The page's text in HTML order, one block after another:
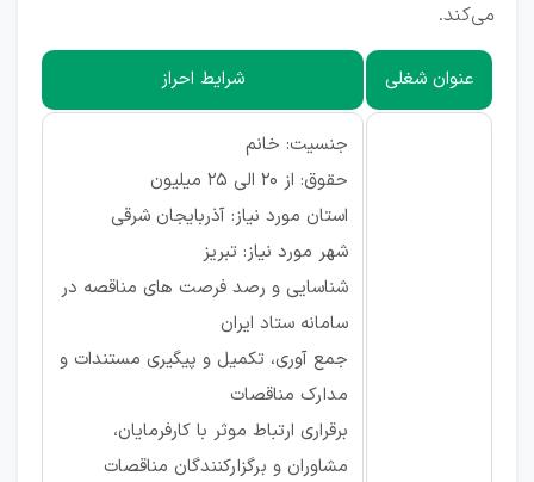
می‌کند.
عنوان شغلی شرایط احراز
جنسیت: خانم
حقوق: از ۲۰ الی ۲۵ میلیون
استان مورد نیاز: آذربایجان شرقی
شهر مورد نیاز: تبریز
شناسایی و رصد فرصت های مناقصه در
سامانه ستاد ایران
جمع آوری، تکمیل و پیگیری مستندات و
مدارک مناقصات
برقراری ارتباط موثر با کارفرمایان،
مشاوران و برگزارکنندگان مناقصات